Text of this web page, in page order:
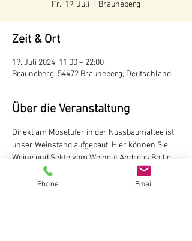
Fr., 19. Juli Brauneberg
Zeit & Ort
19. Juli 2024, 11:00 – 22:00
Brauneberg, 54472 Brauneberg, Deutschland
Über die Veranstaltung
Direkt am Moselufer in der Nussbaumallee ist
unser Weinstand aufgebaut. Hier können Sie
Weine und Sekte vom Weingut Andreas Bollig,
Brauneberg probieren
Der Weinstand ist während der
Phone Email